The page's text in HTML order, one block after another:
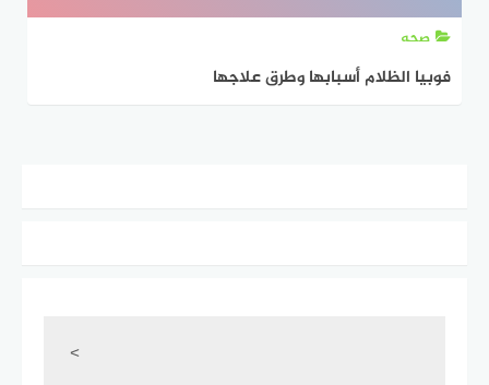
صحه
فوبيا الظلام أسبابها وطرق علاجها
<